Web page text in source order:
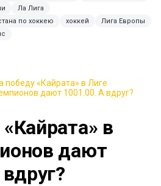
Ла Лига
по хоккею
хоккей
Лига Европы
победу «Кайрата» в Лиге
дают 1001.00. А вдруг?
в
дают